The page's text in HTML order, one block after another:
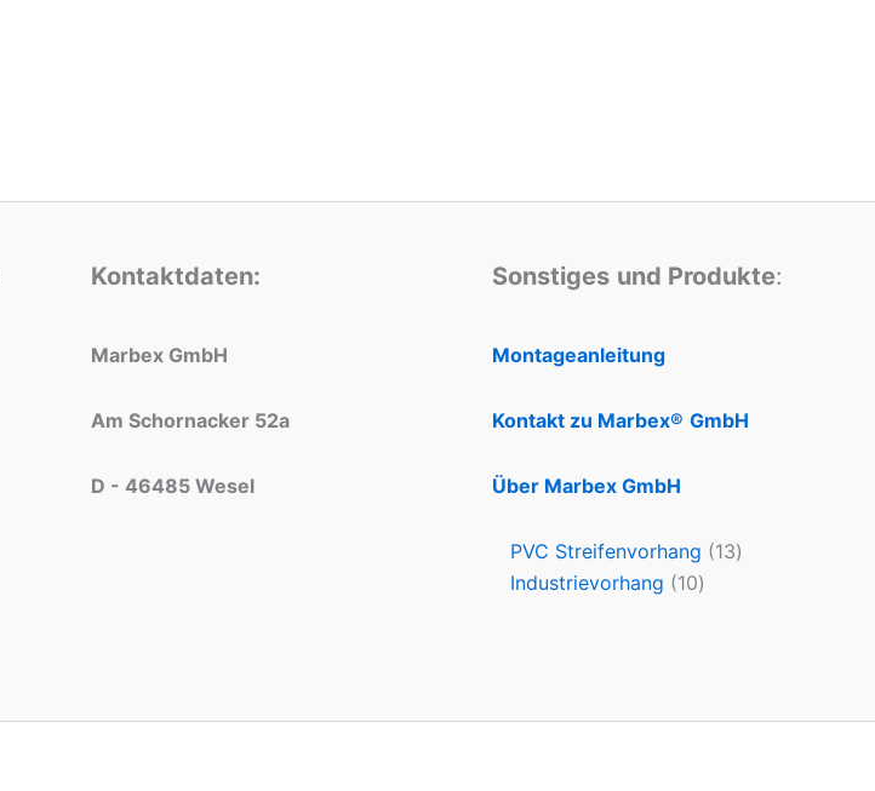
Kontaktdaten:
Marbex GmbH
Am Schornacker 52a
D - 46485 Wesel
Sonstiges und Produkte:
Montageanleitung
Kontakt zu Marbex® GmbH
Über Marbex GmbH
PVC Streifenvorhang 13
Industrievorhang 10